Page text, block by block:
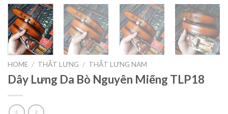
HOME / THẮT LƯNG / THẮT LƯNG NAM
Dây Lưng Da Bò Nguyên Miếng TLP18